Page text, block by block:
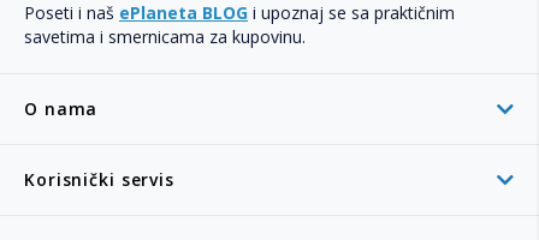
O nama
Korisnički servis
Poseti i naš ePlaneta BLOG i upoznaj se sa praktičnim
savetima i smernicama za kupovinu.